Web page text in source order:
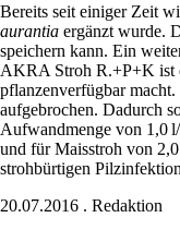
Bereits seit einiger Zeit
aurantia ergänzt wurde.
speichern kann. Ein
AKRA Stroh R.+P+K ist
pflanzenverfügbar
aufgebrochen. Dadurch
Aufwandmenge von 1,0
und für Maisstroh von
strohbürtigen
20.07.2016 . Redaktion